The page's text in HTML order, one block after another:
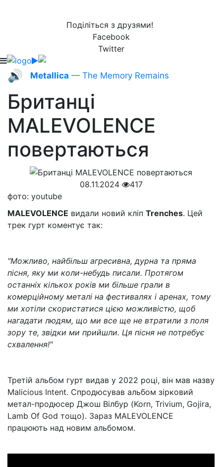
Поділіться з друзями!
Facebook
Twitter
🔊 Metallica — The Memory Remains
Британці
MALEVOLENCE
повертаються
08.11.2024
417
фото: youtube
MALEVOLENCE видали новий кліп Trenches. Цей
трек гурт коментує так:
"Можливо, найбільш агресивна, дурна та пряма
пісня, яку ми коли-небудь писали. Протягом
останніх кількох років ми більше грали в
комерційному металі на фестивалях і аренах, тому
ми хотіли скористатися цією можливістю, щоб
нагадати людям, що ми все ще не втратили з поля
зору те, звідки ми прийшли. Ця пісня не потребує
схвалення!"
Третій альбом гурт видав у 2022 році, він мав назву
Malicious Intent. Спродюсував альбом зірковий
метал-продюсер Джош Вілбур (Korn, Trivium, Gojira,
Lamb Of God тощо). Зараз MALEVOLENCE
працюють над новим альбомом.